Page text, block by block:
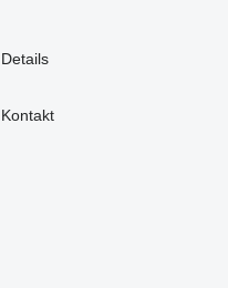
Details
Kontakt